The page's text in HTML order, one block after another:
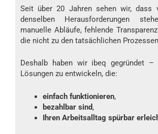
Seit über 20 Jahren sehen wir, dass
denselben Herausforderungen
manuelle Abläufe, fehlende
die nicht zu den tatsächlichen
Deshalb haben wir ibeq gegründet
Lösungen zu entwickeln, die:
einfach funktionieren,
bezahlbar sind,
Ihren Arbeitsalltag spürbar